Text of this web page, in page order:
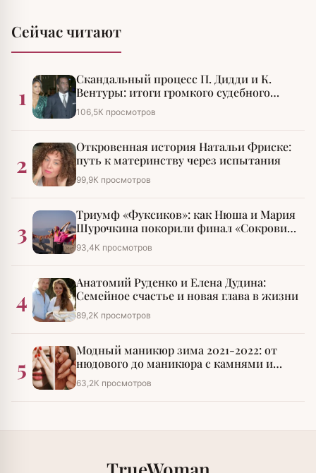
Сейчас читают
1
Скандальный процесс П. Дидди и К.
Вентуры: итоги громкого судебного
разбирательства
106,5К просмотров
2
Откровенная история Натальи Фриске:
путь к материнству через испытания
99,9К просмотров
3
Триумф «Фуксиков»: как Нюша и Мария
Шурочкина покорили финал «Сокровищ
императора»
93,4К просмотров
4
Анатомий Руденко и Елена Дудина:
Семейное счастье и новая глава в жизни
89,2К просмотров
5
Модный маникюр зима 2021-2022: от
нюдового до маникюра с камнями и
стразами
63,2К просмотров